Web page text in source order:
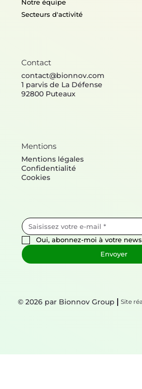
© 2026 par Bionnov Group Site
Oui, abonnez-moi à votre
Envoyer
Notre équipe
Secteurs d'activité
Contact
contact@bionnov.com
1 parvis de La Défense
92800 Puteaux
Mentions
Mentions légales
Confidentialité
Cookies